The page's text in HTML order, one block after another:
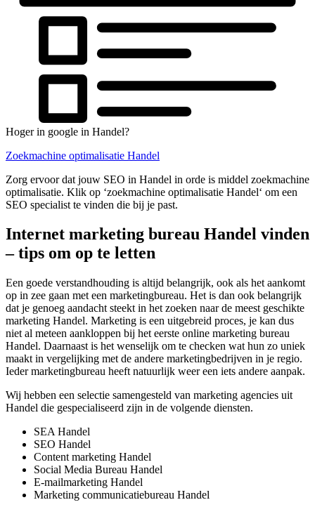
Hoger in google in Handel?
Zoekmachine optimalisatie Handel
Zorg ervoor dat jouw SEO in Handel in orde is middel zoekmachine
optimalisatie. Klik op ‘zoekmachine optimalisatie Handel‘ om een
SEO specialist te vinden die bij je past.
Internet marketing bureau Handel vinden
– tips om op te letten
Een goede verstandhouding is altijd belangrijk, ook als het aankomt
op in zee gaan met een marketingbureau. Het is dan ook belangrijk
dat je genoeg aandacht steekt in het zoeken naar de meest geschikte
marketing Handel. Marketing is een uitgebreid proces, je kan dus
niet al meteen aankloppen bij het eerste online marketing bureau
Handel. Daarnaast is het wenselijk om te checken wat hun zo uniek
maakt in vergelijking met de andere marketingbedrijven in je regio.
Ieder marketingbureau heeft natuurlijk weer een iets andere aanpak.
Wij hebben een selectie samengesteld van marketing agencies uit
Handel die gespecialiseerd zijn in de volgende diensten.
SEA Handel
SEO Handel
Content marketing Handel
Social Media Bureau Handel
E-mailmarketing Handel
Marketing communicatiebureau Handel